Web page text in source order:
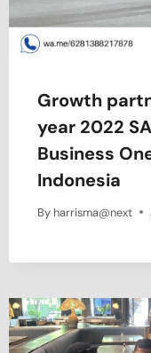
Growth
year 2022
Business
Indonesia
By harrisma@next